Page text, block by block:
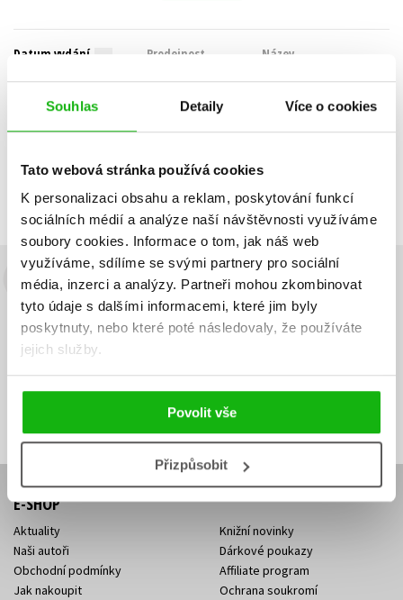
Souhlas Detaily Více o cookies
Tato webová stránka používá cookies
K personalizaci obsahu a reklam, poskytování funkcí
sociálních médií a analýze naší návštěvnosti využíváme
soubory cookies. Informace o tom, jak náš web
využíváme, sdílíme se svými partnery pro sociální
média, inzerci a analýzy. Partneři mohou zkombinovat
tyto údaje s dalšími informacemi, které jim byly
poskytnuty, nebo které poté následovaly, že používáte
jejich služby.
Povolit vše
Přizpůsobit
Datum vydání Prodejnost
Název
Cena
POUZE DOSTUPNÉ
Budete to vědět jako první!
Zajímá Vás, jaký knižní hit právě vychází, na jaké zboží je výhodná
sleva, jaká běží soutěž o ceny? Přihlášením k odběru našich e-
mailových novinek
Vaše e-
Vaše e-
E-SHOP
Aktuality
Naši autoři
Obchodní podmínky
Jak nakoupit
Knižní novinky
Dárkové poukazy
Affiliate program
Ochrana soukromí